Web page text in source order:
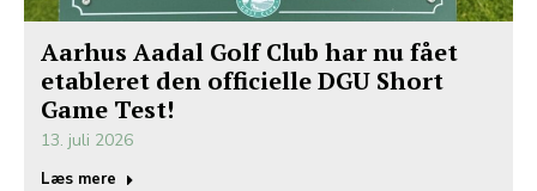
Aarhus Aadal Golf Club har nu fået
etableret den officielle DGU Short
Game Test!
13. juli 2026
Læs mere